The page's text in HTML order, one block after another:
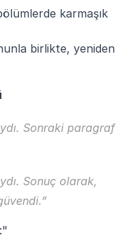
karmaşık
Sonraki paragraf
Sonuç olarak,